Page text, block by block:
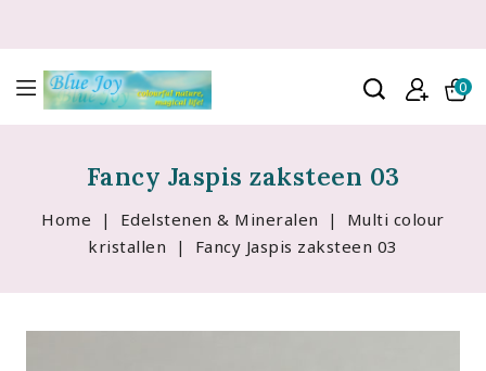
0
Fancy Jaspis zaksteen 03
Home Edelstenen & Mineralen
Multi colour
kristallen
Fancy Jaspis zaksteen 03